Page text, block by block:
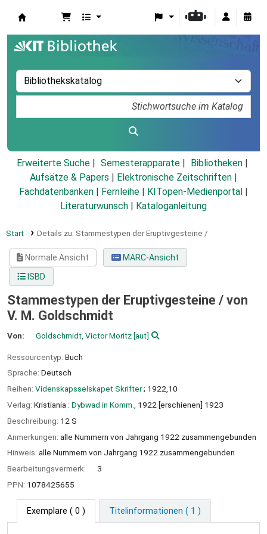
Erweiterte Suche Semesterapparate
Bibliotheken
Aufsätze & Papers
Elektronische Zeitschriften
Fachdatenbanken
Fernleihe KITopen-Medienportal
Literaturwunsch
Kataloganleitung
Start Details zu: Stammestypen der Eruptivgesteine /
Normale Ansicht
MARC-Ansicht
ISBD
Stammestypen der Eruptivgesteine / von
V. M. Goldschmidt
Von: Goldschmidt, Victor Moritz[aut]
Ressourcentyp: Buch
Sprache: Deutsch
Reihen: Videnskapsselskapet Skrifter; 1922,10
Verlag: Kristiania : Dybwad in Komm.,
1922 [erschienen] 1923
Beschreibung: 12 S
Anmerkungen: alle Nummern von Jahrgang 1922 zusammengebunden
Hinweis: alle Nummern von Jahrgang 1922 zusammengebunden
Bearbeitungsvermerk:
3
PPN: 1078425655
Exemplare ( 0 ) Titelinformationen ( 1 )